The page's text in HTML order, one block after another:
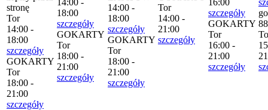
stronę
Tor
14:00 -
18:00
szczegóły
GOKARTY
Tor
18:00 -
21:00
szczegóły
18:00
szczegóły
GOKARTY
Tor
18:00 -
21:00
szczegóły
14:00 -
18:00
szczegóły
GOKARTY
Tor
18:00 -
21:00
szczegóły
Tor
14:00 -
21:00
szczegóły
szczegóły
GOKARTY
Tor
16:00 -
21:00
szczegóły